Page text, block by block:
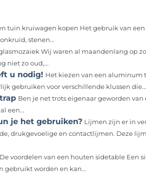
tuin kruiwagen kopen Het gebruik van
stenen...
Wij waren al maandenlang op
niet zo oud,...
u nodig! Het kiezen van een aluminum
gebruiken voor verschillende klussen die...
Ben je net trots eigenaar geworden
een...
je het gebruiken? Lijmen zijn er in
drukgevoelige en contactlijmen. Deze
De voordelen van een houten sidetable Een
gebruikt worden en kan...